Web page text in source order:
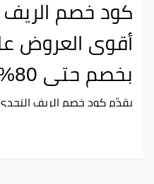
أقوى العروض
بخصم حتى 80%
يقدّمكود خصم الريف النجدي
والتخفيضات على العسل
متجر الريف النجدي من
الطبيعي عالي الجودة،